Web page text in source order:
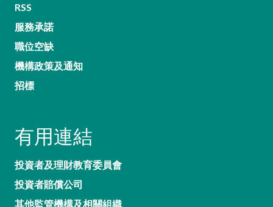
RSS
服務承諾
職位空缺
機構政策及通知
招標
有用連結
投資者及理財教育委員會
投資者賠償公司
其他監管機構及相關組織